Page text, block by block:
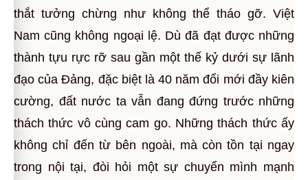
thắt tưởng chừng như không thể tháo gỡ. Việt
Nam cũng không ngoại lệ. Dù đã đạt được những
thành tựu rực rỡ sau gần một thế kỷ dưới sự lãnh
đạo của Đảng, đặc biệt là 40 năm đổi mới đầy kiên
cường, đất nước ta vẫn đang đứng trước những
thách thức vô cùng cam go. Những thách thức ấy
không chỉ đến từ bên ngoài, mà còn tồn tại ngay
trong nội tại, đòi hỏi một sự chuyển mình mạnh